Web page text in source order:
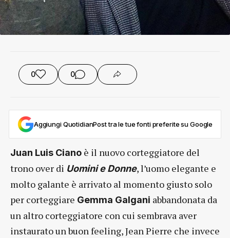
0 0
Aggiungi QuotidianPost tra le tue fonti preferite su Google
Juan Luis Ciano è il nuovo corteggiatore del
trono over di Uomini e Donne, l’uomo elegante e
molto galante è arrivato al momento giusto solo
per corteggiare Gemma Galgani abbandonata da
un altro corteggiatore con cui sembrava aver
instaurato un buon feeling, Jean Pierre che invece